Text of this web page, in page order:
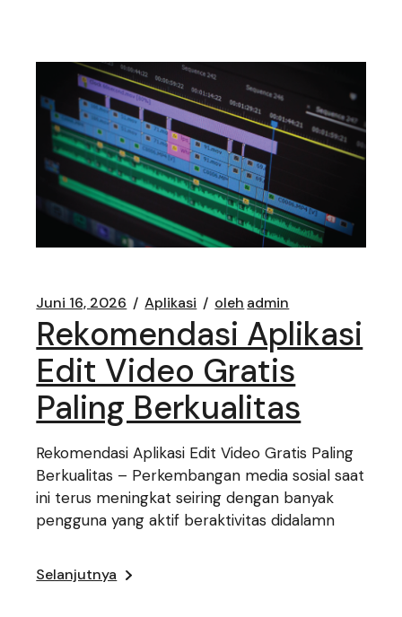
Juni 16, 2026 Aplikasi oleh admin
Rekomendasi Aplikasi
Edit Video Gratis
Paling Berkualitas
Rekomendasi Aplikasi Edit Video Gratis Paling
Berkualitas – Perkembangan media sosial saat
ini terus meningkat seiring dengan banyak
pengguna yang aktif beraktivitas didalamn
Selanjutnya